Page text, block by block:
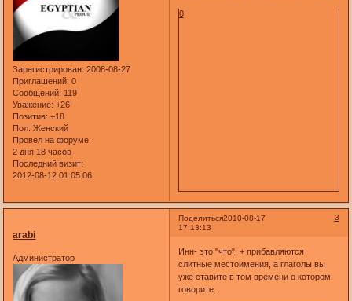
Зарегистрирован: 2008-08-27
Приглашений: 0
Сообщений: 119
Уважение: +26
Позитив: +18
Пол: Женский
Провел на форуме:
2 дня 18 часов
Последний визит:
2012-08-12 01:05:06
0
Поделиться 3
2010-08-17
17:13:13
arabi
Администратор
Инн- это "что", + прибавляются
слитные местоимения, а глаголы вы
уже ставите в том времени о котором
говорите.